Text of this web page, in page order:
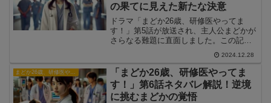
の果てに見えた新たな決意
ドラマ「まどか26歳、研修医やってま
す！」第5話が放送され、主人公まどかが
さらなる難題に直面しました。この記事
では、第5話のあらすじや見どころ、視聴
者の反応を詳しく解説します！
2024.12.28
まどか26歳、研修医やってます！
「まどか26歳、研修医やってま
す！」第6話ネタバレ解説！逆境
に挑むまどかの覚悟